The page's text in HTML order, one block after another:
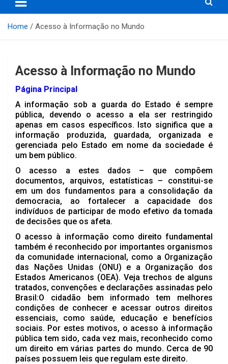
Home Acesso à Informação no Mundo
Acesso à Informação no Mundo
Página Principal
A informação sob a guarda do Estado é sempre
pública, devendo o acesso a ela ser restringido
apenas em casos específicos. Isto significa que a
informação produzida, guardada, organizada e
gerenciada pelo Estado em nome da sociedade é
um bem público.
O acesso a estes dados – que compõem
documentos, arquivos, estatísticas – constitui-se
em um dos fundamentos para a consolidação da
democracia, ao fortalecer a capacidade dos
indivíduos de participar de modo efetivo da tomada
de decisões que os afeta.
O acesso à informação como direito fundamental
também é reconhecido por importantes organismos
da comunidade internacional, como a Organização
das Nações Unidas (ONU) e a Organização dos
Estados Americanos (OEA). Veja trechos de alguns
tratados, convenções e declarações assinadas pelo
Brasil:O cidadão bem informado tem melhores
condições de conhecer e acessar outros direitos
essenciais, como saúde, educação e benefícios
sociais. Por estes motivos, o acesso à informação
pública tem sido, cada vez mais, reconhecido como
um direito em várias partes do mundo. Cerca de 90
países possuem leis que regulam este direito.